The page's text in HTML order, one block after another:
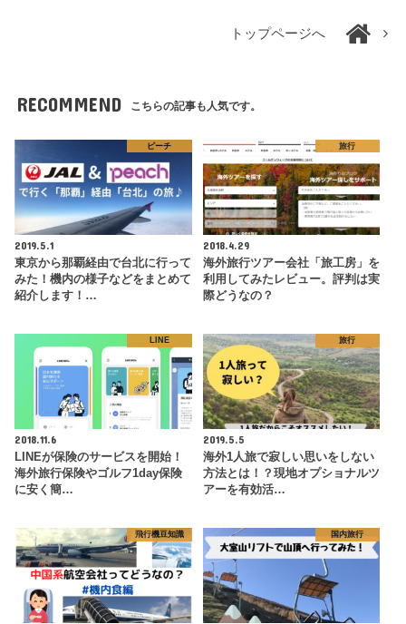
トップページへ
RECOMMEND こちらの記事も人気です。
ピーチ
2019.5.1
東京から那覇経由で台北に行って
みた！機内の様子などをまとめて
紹介します！…
旅行
2018.4.29
海外旅行ツアー会社「旅工房」を
利用してみたレビュー。評判は実
際どうなの？
LINE
2018.11.6
LINEが保険のサービスを開始！
海外旅行保険やゴルフ1day保険
に安く簡…
旅行
2019.5.5
海外1人旅で寂しい思いをしない
方法とは！？現地オプショナルツ
アーを有効活…
飛行機豆知識 国内旅行